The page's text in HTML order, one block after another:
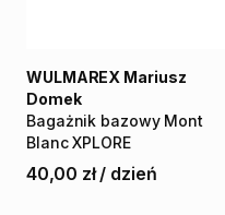
Bagażnik bazowy Mont
Blanc XPLORE
WULMAREX Mariusz
Domek
40,00 zł / dzień